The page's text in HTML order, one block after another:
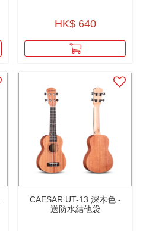
HK$ 640
CAESAR UT-13 深木色 -
送防水結他袋